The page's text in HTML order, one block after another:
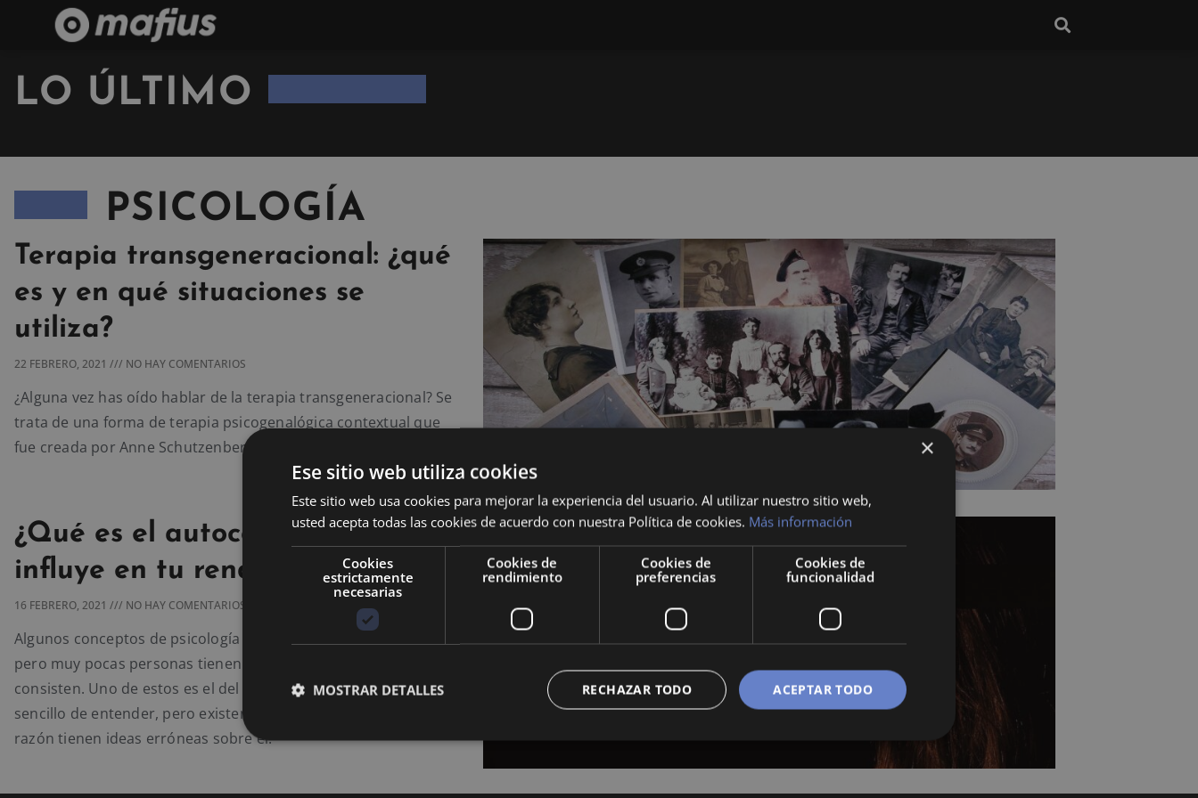
LO ÚLTIMO
PSICOLOGÍA
Terapia transgeneracional: ¿qué
es y en qué situaciones se
utiliza?
22 FEBRERO, 2021 NO HAY COMENTARIOS
¿Alguna vez has oído hablar de la terapia transgeneracional? Se
trata de una forma de terapia psicogenalógica contextual que
fue creada por Anne Schutzenberger y Bert Hellinger.
¿Qué es el autoconcepto y cómo
influye en tu rendimiento?
16 FEBRERO, 2021 NO HAY COMENTARIOS
Algunos conceptos de psicología son ampliamente conocidos,
pero muy pocas personas tienen realmente claro en qué
consisten. Uno de estos es el del autoconcepto, el cual es muy
sencillo de entender, pero existen personas que por alguna
razón tienen ideas erróneas sobre él.
×
Ese sitio web utiliza cookies
Este sitio web usa cookies para mejorar la experiencia del usuario. Al utilizar nuestro sitio web,
usted acepta todas las cookies de acuerdo con nuestra Política de cookies. Más información
Cookies
estrictamente
necesarias
Cookies de
rendimiento
Cookies de
preferencias
Cookies de
funcionalidad
ACEPTAR TODO
RECHAZAR TODO
MOSTRAR DETALLES